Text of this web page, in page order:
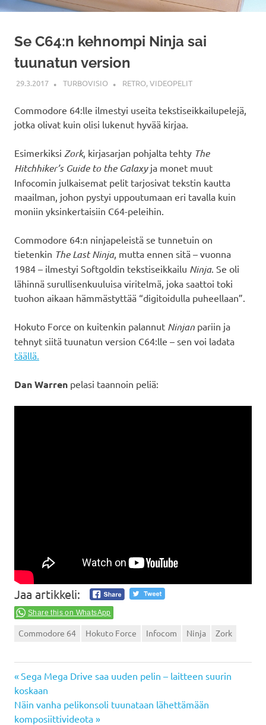
Se C64:n kehnompi Ninja sai
tuunatun version
29.3.2017 TURBOVISIO RETRO,VIDEOPELIT
Commodore 64:lle ilmestyi useita tekstiseikkailupelejä,
jotka olivat kuin olisi lukenut hyvää kirjaa.
Esimerkiksi Zork, kirjasarjan pohjalta tehty The
Hitchhiker’s Guide to the Galaxyja monet muut
Infocomin julkaisemat pelit tarjosivat tekstin kautta
maailman, johon pystyi uppoutumaan eri tavalla kuin
moniin yksinkertaisiin C64-peleihin.
Commodore 64:n ninjapeleistä se tunnetuin on
tietenkin The Last Ninja, mutta ennen sitä – vuonna
1984 – ilmestyi Softgoldin tekstiseikkailu Ninja. Se oli
lähinnä surullisenkuuluisa viritelmä, joka saattoi toki
tuohon aikaan hämmästyttää “digitoidulla puheellaan”.
Hokuto Force on kuitenkin palannut Ninjan pariin ja
tehnyt siitä tuunatun version C64:lle – sen voi ladata
täällä.
Dan Warren pelasi taannoin peliä:
Jaa artikkeli:
Share this on WhatsApp
Commodore 64 Hokuto Force Infocom Ninja Zork
Artikkelien
selaus
Previous
Post:
Sega Mega Drive saa uuden pelin – laitteen suurin
koskaan
Next
Post:
Näin vanha pelikonsoli tuunataan lähettämään
komposiittivideota